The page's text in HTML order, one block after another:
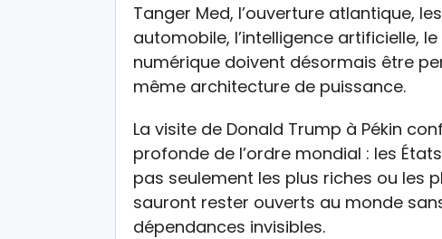
Tanger Med, l’ouverture atlantique,
automobile, l’intelligence artificielle,
numérique doivent désormais être
même architecture de puissance.
La visite de Donald Trump à Pékin
profonde de l’ordre mondial : les
pas seulement les plus riches ou les
sauront rester ouverts au monde
dépendances invisibles.